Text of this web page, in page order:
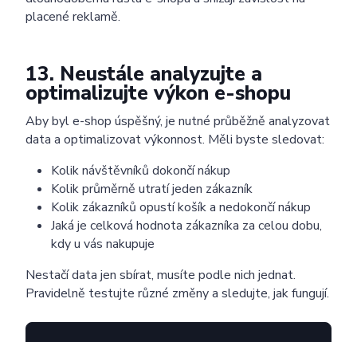
placené reklamě.
13. Neustále analyzujte a
optimalizujte výkon e-shopu
Aby byl e-shop úspěšný, je nutné průběžně analyzovat
data a optimalizovat výkonnost. Měli byste sledovat:
Kolik návštěvníků dokončí nákup
Kolik průměrně utratí jeden zákazník
Kolik zákazníků opustí košík a nedokončí nákup
Jaká je celková hodnota zákazníka za celou dobu,
kdy u vás nakupuje
Nestačí data jen sbírat, musíte podle nich jednat.
Pravidelně testujte různé změny a sledujte, jak fungují.